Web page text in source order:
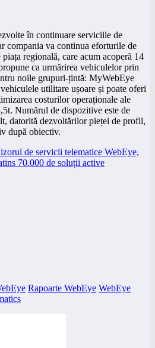
în continuare serviciile de
compania va continua eforturile de
regională, care acum acoperă 14
ca urmărirea vehiculelor prin
noile grupuri-țintă: MyWebEye
utilitare ușoare și poate oferi
costurilor operaționale ale
Numărul de dispozitive este de
datorită dezvoltărilor pieței de profil,
după obiectiv.
Rapoarte WebEye WebEye